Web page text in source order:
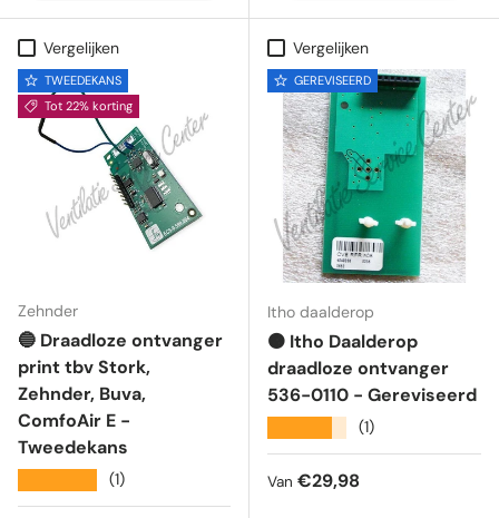
Vergelijken
TWEEDEKANS
Tot 22% korting
Zehnder
🔵 Draadloze ontvanger
print tbv Stork,
Zehnder, Buva,
ComfoAir E -
Tweedekans
(1)
Vergelijken
GEREVISEERD
Itho daalderop
🟠 Itho Daalderop
draadloze ontvanger
536-0110 - Gereviseerd
(1)
Reguliere prijs
Van €29,98